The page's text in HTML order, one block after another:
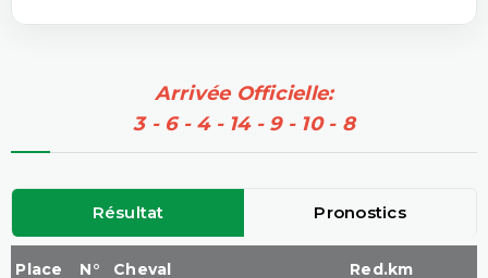
Arrivée Officielle:
3 - 6 - 4 - 14 - 9 - 10 - 8
Résultat Pronostics
Place N° Cheval Red.km